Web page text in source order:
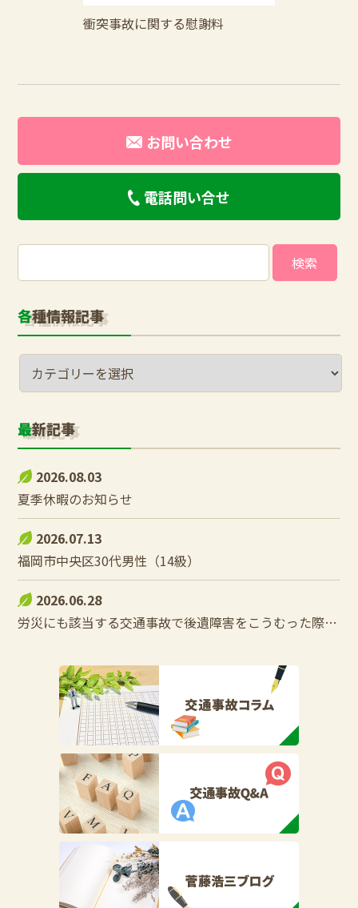
衝突事故に関する慰謝料
お問い合わせ
電話問い合せ
索:
各種情報記事
最新記事
2026.08.03
夏季休暇のお知らせ
2026.07.13
福岡市中央区30代男性（14級）
2026.06.28
労災にも該当する交通事故で後遺障害をこうむった際の控除調整とは？